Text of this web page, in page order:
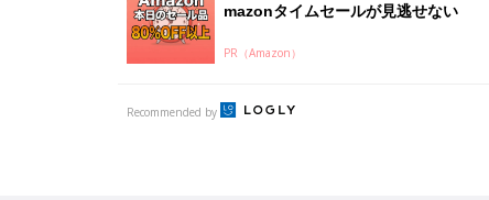
mazonタイムセールが見逃せない
PR（Amazon）
Recommended by